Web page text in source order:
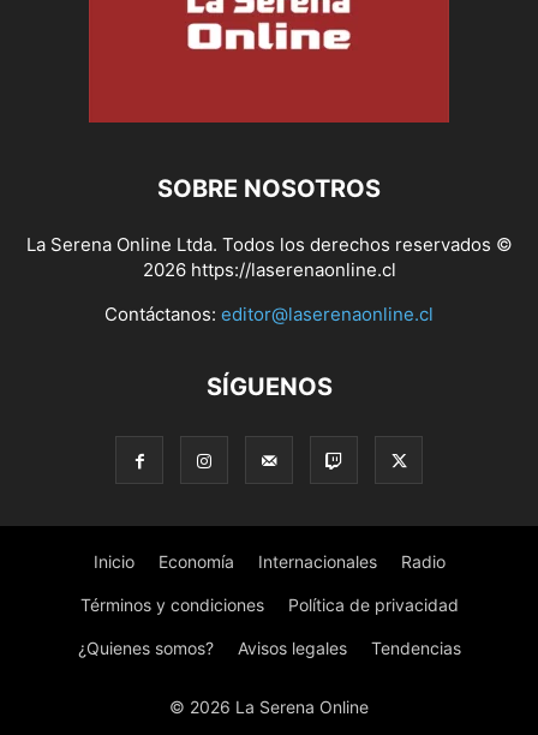
SOBRE NOSOTROS
La Serena Online Ltda. Todos los derechos reservados ©
2026 https://laserenaonline.cl
Contáctanos: editor@laserenaonline.cl
SÍGUENOS
Inicio Economía Internacionales Radio
Términos y condiciones Política de privacidad
¿Quienes somos? Avisos legales Tendencias
© 2026 La Serena Online